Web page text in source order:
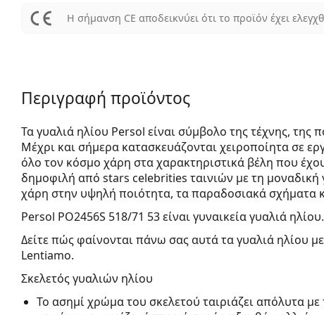
Η σήμανση CE αποδεικνύει ότι το προϊόν έχει
Περιγραφή προϊόντος
Τα γυαλιά ηλίου Persol είναι σύμβολο της τέχνης, της
Μέχρι και σήμερα κατασκευάζονται χειροποίητα σε
όλο τον κόσμο χάρη στα χαρακτηριστικά βέλη που
δημοφιλή από stars celebrities ταινιών με τη μοναδική
χάρη στην υψηλή ποιότητα, τα παραδοσιακά σχήματα
Persol PO2456S 518/71 53είναι γυναικεία γυαλιά ηλίου.
Δείτε πώς φαίνονται πάνω σας αυτά τα γυαλιά ηλίου
Lentiamo.
Σκελετός γυαλιών ηλίου
Το ασημί χρώμα του σκελετού ταιριάζει απόλυτα